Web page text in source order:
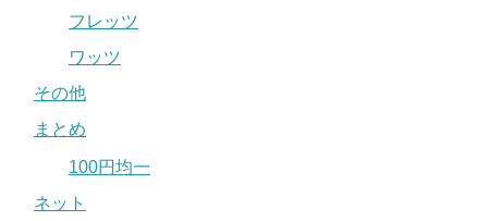
フレッツ
ワッツ
その他
まとめ
100円均一
ネット